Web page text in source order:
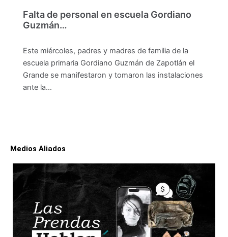
Falta de personal en escuela Gordiano
Guzmán…
Este miércoles, padres y madres de familia de la
escuela primaria Gordiano Guzmán de Zapotlán el
Grande se manifestaron y tomaron las instalaciones
ante la…
Medios Aliados